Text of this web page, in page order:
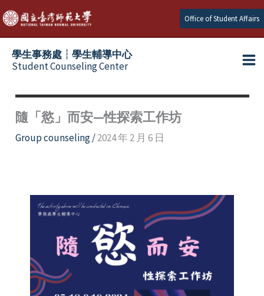
Skip
to
content
Office of Student Affairs
學生事務處┆學生輔導中心
Student Counseling Center
隨「慾」而安—性探索工作坊
Group counseling/2024 年 2 月 6 日